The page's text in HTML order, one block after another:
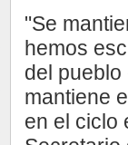
"Se
hemos
del
mantiene
en el ciclo